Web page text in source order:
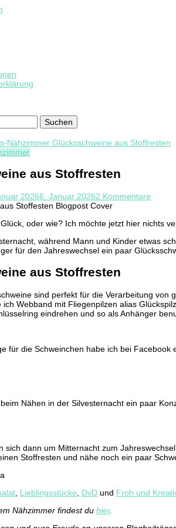
Nähzimmer Glücksschweine aus Stoffresten
aus Stoffresten
20266. Januar 20262 Kommentare
oder wie? Ich möchte jetzt hier nichts
während Mann und Kinder etwas
für den Jahreswechsel ein paar
aus Stoffresten
sind perfekt für die Verarbeitung
ich Webband mit Fliegenpilzen alias
eindrehen und so als Anhänger
für die Schweinchen habe ich bei
Nähen in der Silvesternacht ein paar
sich dann um Mitternacht zum
Stoffresten und nähe noch ein paar
Lieblingsstücke DvD und Froh und
Nähzimmer findest du hier.